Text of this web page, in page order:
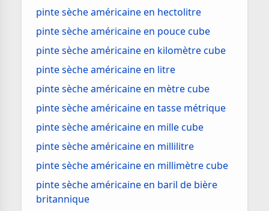
pinte sèche américaine en hectolitre
pinte sèche américaine en pouce cube
pinte sèche américaine en kilomètre cube
pinte sèche américaine en litre
pinte sèche américaine en mètre cube
pinte sèche américaine en tasse métrique
pinte sèche américaine en mille cube
pinte sèche américaine en millilitre
pinte sèche américaine en millimètre cube
pinte sèche américaine en baril de bière
britannique